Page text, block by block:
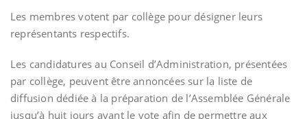
Les membres votent par collège pour désigner leurs
représentants respectifs.
Les candidatures au Conseil d’Administration, présentées
par collège, peuvent être annoncées sur la liste de
diffusion dédiée à la préparation de l’Assemblée Générale
jusqu’à huit jours avant le vote afin de permettre aux